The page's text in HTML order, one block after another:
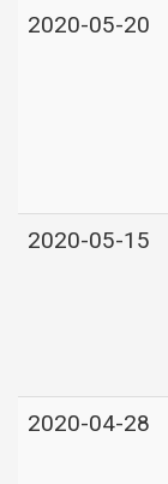
2020-05-20
2020-05-15
2020-04-28